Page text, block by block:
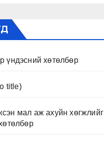
үндэсний хөтөлбөр
title)
мал аж ахуйн